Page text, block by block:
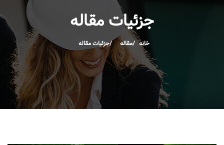
جزئیات مقاله
خانه مقاله جزئیات مقاله